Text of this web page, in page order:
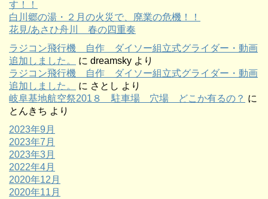
す！！
白川郷の湯・２月の火災で、廃業の危機！！
花見/あさひ舟川 春の四重奏
ラジコン飛行機 自作 ダイソー組立式グライダー・動画
追加しました。
に dreamsky より
ラジコン飛行機 自作 ダイソー組立式グライダー・動画
追加しました。
に さとし より
岐阜基地航空祭201８ 駐車場 穴場 どこか有るの？ に
とんきち より
2023年9月
2023年7月
2023年3月
2022年4月
2020年12月
2020年11月